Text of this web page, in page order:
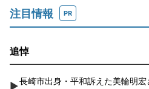
注目情報 PR
追悼
長崎市出身・平和訴えた美輪明